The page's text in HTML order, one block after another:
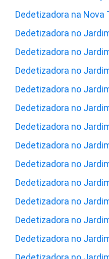
Dedetizadora na Nova
Dedetizadora no
Dedetizadora no
Dedetizadora no
Dedetizadora no
Dedetizadora no
Dedetizadora no
Dedetizadora no
Dedetizadora no
Dedetizadora no
Dedetizadora no
Dedetizadora no
Dedetizadora no